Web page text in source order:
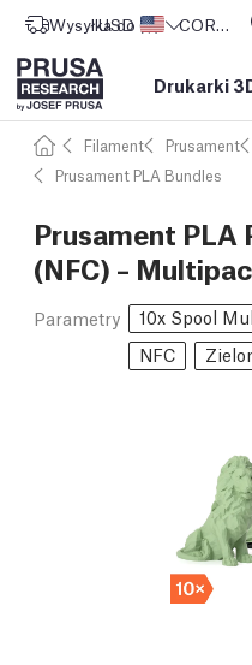
Wysyłka do Stany
USD ($) CORE One L: Już w sprzedaży!
Drukarki
Filament Prusament
Prusament PLA Bundles
Prusament PLA
(NFC) –
Parametry
10x Spool
NFC